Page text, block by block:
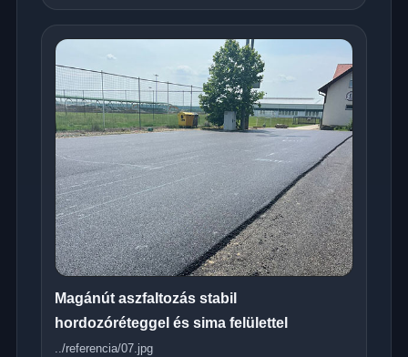
Magánút aszfaltozás stabil
hordozóréteggel és sima felülettel
../referencia/07.jpg